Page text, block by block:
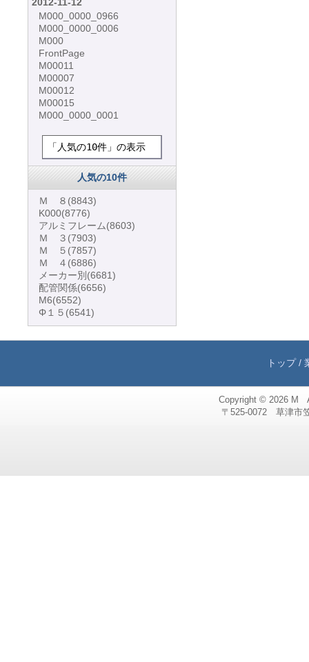
M000_0000_0966
M000_0000_0006
M000
FrontPage
M00011
M00007
M00012
M00015
M000_0000_0001
「人気の10件」の表示
人気の10件
Ｍ ８ (8843)
K000(8776)
アルミフレーム(8603)
Ｍ ３ (7903)
Ｍ ５ (7857)
Ｍ ４ (6886)
メーカー別 (6681)
配管関係(6656)
M6(6552)
Φ１５ (6541)
トップ/
Copyright © 2026 M
〒525-0072 草津市